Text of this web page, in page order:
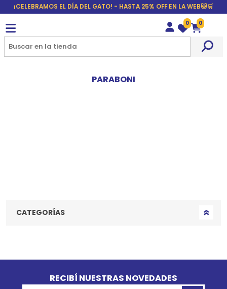
¡CELEBRAMOS EL DÍA DEL GATO! - HASTA 25% OFF EN LA WEB🐱🛒
Wishlist
0
Carrito
0
PARABONI
CATEGORÍAS
RECIBÍ NUESTRAS NOVEDADES